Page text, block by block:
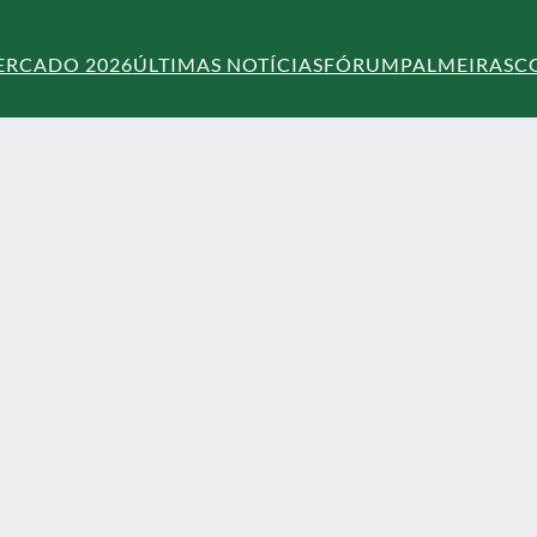
2026ÚLTIMAS NOTÍCIASFÓRUMPALMEIRAS